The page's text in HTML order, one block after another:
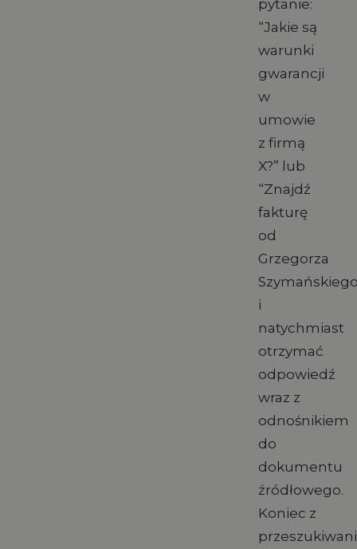
“Jakie są
warunki
gwarancji
w
umowie
z firmą
X?” lub
“Znajdź
fakturę
od
Grzegorza
i
natychmiast
otrzymać
odpowiedź
wraz z
odnośnikiem
do
dokumentu
źródłowego.
Koniec z